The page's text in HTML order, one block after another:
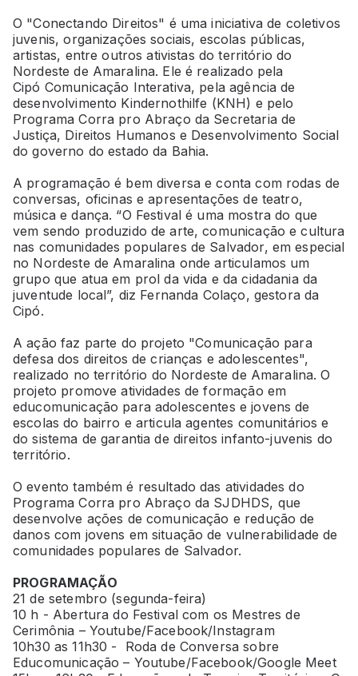
O "Conectando Direitos" é uma iniciativa de coletivos
juvenis, organizações sociais, escolas públicas,
artistas, entre outros ativistas do território do
Nordeste de Amaralina. Ele é realizado pela
Cipó Comunicação Interativa, pela agência de
desenvolvimento Kindernothilfe (KNH) e pelo
Programa Corra pro Abraço da Secretaria de
Justiça, Direitos Humanos e Desenvolvimento Social
do governo do estado da Bahia.
A programação é bem diversa e conta com rodas de
conversas, oficinas e apresentações de teatro,
música e dança. “O Festival é uma mostra do que
vem sendo produzido de arte, comunicação e cultura
nas comunidades populares de Salvador, em especial
no Nordeste de Amaralina onde articulamos um
grupo que atua em prol da vida e da cidadania da
juventude local”, diz Fernanda Colaço, gestora da
Cipó.
A ação faz parte do projeto "Comunicação para
defesa dos direitos de crianças e adolescentes",
realizado no território do Nordeste de Amaralina. O
projeto promove atividades de formação em
educomunicação para adolescentes e jovens de
escolas do bairro e articula agentes comunitários e
do sistema de garantia de direitos infanto-juvenis do
território.
O evento também é resultado das atividades do
Programa Corra pro Abraço da SJDHDS, que
desenvolve ações de comunicação e redução de
danos com jovens em situação de vulnerabilidade de
comunidades populares de Salvador.
PROGRAMAÇÃO
21 de setembro (segunda-feira)
10 h - Abertura do Festival com os Mestres de
Cerimônia – Youtube/Facebook/Instagram
10h30 as 11h30 - Roda de Conversa sobre
Educomunicação – Youtube/Facebook/Google Meet